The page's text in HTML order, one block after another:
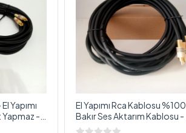
Yapımı
- 2
El Yapımı Rca Kablosu %100
Bakır Ses Aktarım Kablosu - 5
Metre